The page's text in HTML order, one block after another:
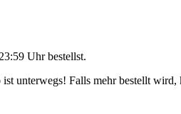
Uhrbestellst.
unterwegs! Falls mehr bestellt wird,